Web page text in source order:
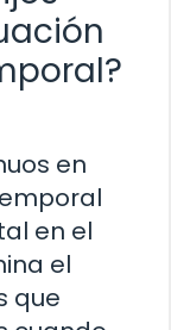
en
en el
el
que